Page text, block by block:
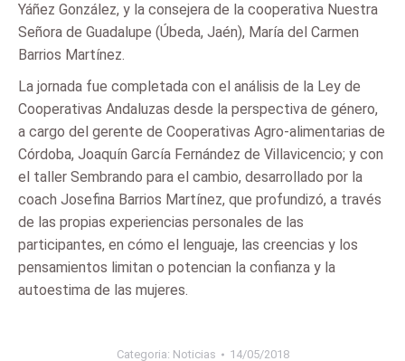
Yáñez González, y la consejera de la cooperativa Nuestra
Señora de Guadalupe (Úbeda, Jaén), María del Carmen
Barrios Martínez.
La jornada fue completada con el análisis de la Ley de
Cooperativas Andaluzas desde la perspectiva de género,
a cargo del gerente de Cooperativas Agro-alimentarias de
Córdoba, Joaquín García Fernández de Villavicencio; y con
el taller Sembrando para el cambio, desarrollado por la
coach Josefina Barrios Martínez, que profundizó, a través
de las propias experiencias personales de las
participantes, en cómo el lenguaje, las creencias y los
pensamientos limitan o potencian la confianza y la
autoestima de las mujeres.
Categoria: Noticias 14/05/2018